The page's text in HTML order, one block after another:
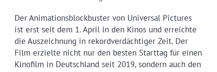
Der Animationsblockbuster von Universal Pictures
ist erst seit dem 1. April in den Kinos und erreichte
die Auszeichnung in rekordverdächtiger Zeit. Der
Film erzielte nicht nur den besten Starttag für einen
Kinofilm in Deutschland seit 2019, sondern auch den